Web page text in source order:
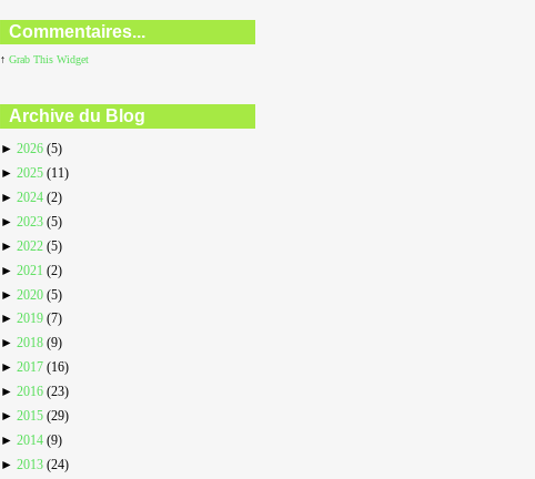
Commentaires...
↑ Grab This Widget
Archive du Blog
► 2026 (5)
► 2025 (11)
► 2024 (2)
► 2023 (5)
► 2022 (5)
► 2021 (2)
► 2020 (5)
► 2019 (7)
► 2018 (9)
► 2017 (16)
► 2016 (23)
► 2015 (29)
► 2014 (9)
► 2013 (24)